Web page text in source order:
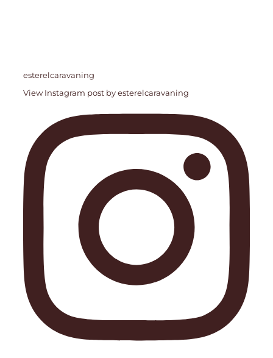
esterelcaravaning
View Instagram post by esterelcaravaning